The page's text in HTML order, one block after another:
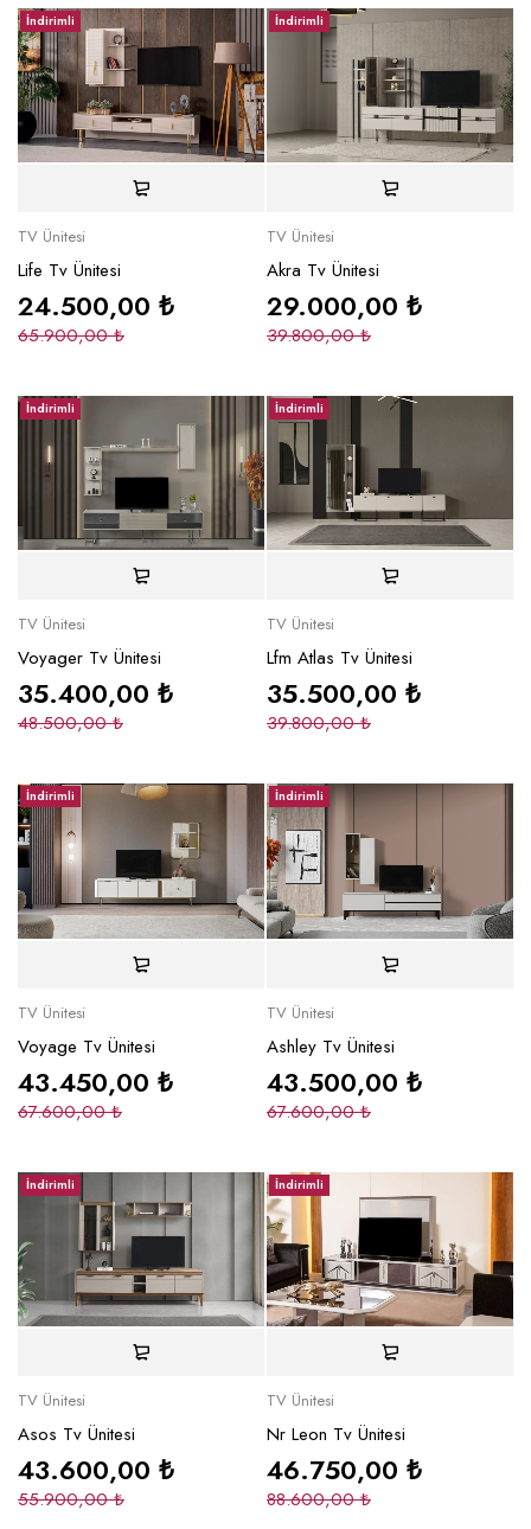
İndirimli
TV Ünitesi
Life Tv Ünitesi
65.900,00₺
24.500,00 ₺
İndirimli
TV Ünitesi
Akra Tv Ünitesi
39.800,00₺
29.000,00 ₺
İndirimli
TV Ünitesi
Voyager Tv Ünitesi
48.500,00₺
35.400,00 ₺
İndirimli
TV Ünitesi
Lfm Atlas Tv Ünitesi
39.800,00₺
35.500,00 ₺
İndirimli
TV Ünitesi
Voyage Tv Ünitesi
67.600,00₺
43.450,00 ₺
İndirimli
TV Ünitesi
Ashley Tv Ünitesi
67.600,00₺
43.500,00 ₺
İndirimli
TV Ünitesi
Asos Tv Ünitesi
55.900,00₺
43.600,00 ₺
İndirimli
TV Ünitesi
Nr Leon Tv Ünitesi
88.600,00₺
46.750,00 ₺